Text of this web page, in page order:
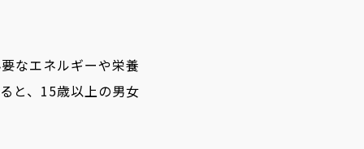
なエネルギーや栄養
と、15歳以上の男女